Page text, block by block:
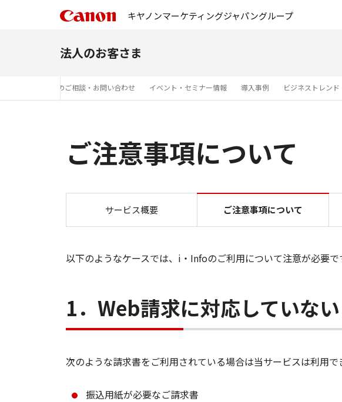
キヤノンマーケティングジャパングループ
法人のお客さま
のお客さまからのご相談・お問い合わせ イベント・セミナー情報 導入事例 ビジネストレンド
ご注意事項について
サービス概要 ご注意事項について
以下のようなケースでは、i・Infoのご利用について注意が必要
1．Web請求に対応していな
次のような請求書をご利用されている場合は当サービスは利用で
振込用紙が必要なご請求書